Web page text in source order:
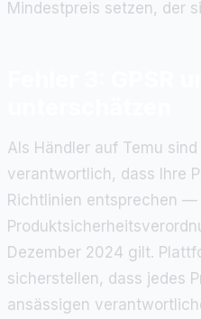
Mindestpreis setzen, der
Als Händler auf Temu
verantwortlich, dass Ihre
Richtlinien entsprechen
Dezember 2024 gilt.
sicherstellen, dass jedes
ansässigen